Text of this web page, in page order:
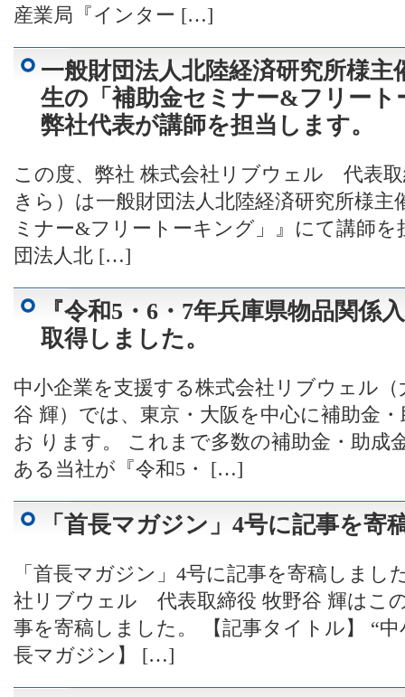
産業局『インター […]
一般財団法人北陸経済研究所様主
生の「補助金セミナー&フリート
弊社代表が講師を担当します。
この度、弊社 株式会社リブウェル 代表
きら）は一般財団法人北陸経済研究所様
ミナー&フリートーキング」』にて講師
団法人北 […]
『令和5・6・7年兵庫県物品関係
取得しました。
中小企業を支援する株式会社リブウェル
谷 輝）では、東京・大阪を中心に補助金
お ります。 これまで多数の補助金・助成
ある当社が『令和5・ […]
「首長マガジン」4号に記事を寄
「首長マガジン」4号に記事を寄稿しまし
社リブウェル 代表取締役 牧野谷 輝はこ
事を寄稿しました。 【記事タイトル】 “
長マガジン】 […]